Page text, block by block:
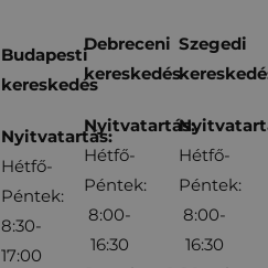
Budapesti
kereskedés
Nyitvatartás:
Hétfő-
Péntek:
8:30-
17:00
Debreceni
kereskedés
Nyitvatartás:
Hétfő-
Péntek:
8:00-
16:30
Szegedi
Hétfő-
Péntek:
8:00-
16:30